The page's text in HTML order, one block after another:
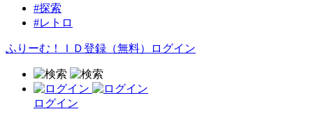
#探索
#レトロ
ふりーむ！ＩＤ登録（無料） ログイン
ログイン